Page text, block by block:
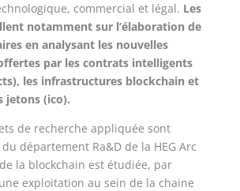
commercial et légal. Les
notamment sur l’élaboration de
en analysant les nouvelles
par les contrats intelligents
les infrastructures blockchain et
jetons (ico).
de recherche appliquée sont
département Ra&D de la HEG Arc
la blockchain est étudiée, par
exploitation au sein de la chaine